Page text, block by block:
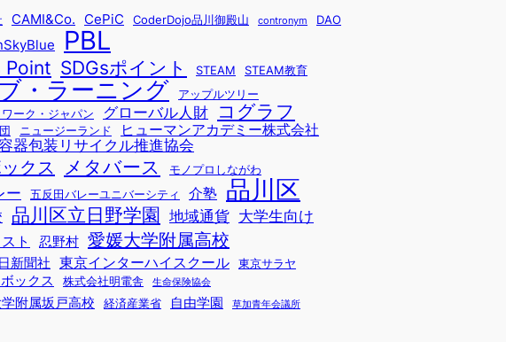
CAMI&Co. CePiC CoderDojo品川御殿山 contronym DAO
PBL
Point SDGsポイント STEAM STEAM教育
・ラーニング
アップルツリー
ーク・ジャパン グローバル人財 コグラフ
ニュージーランド ヒューマンアカデミー株式会社
器包装リサイクル推進協会
クス メタバース モノプロしながわ
ー 五反田バレーユニバーシティ 介塾 品川区
品川区立日野学園 地域通貨 大学生向け
ト 忍野村 愛媛大学附属高校
新聞社 東京インターハイスクール 東京サラヤ
ックス 株式会社明電舎 生命保険協会
附属坂戸高校 経済産業省 自由学園 草加青年会議所